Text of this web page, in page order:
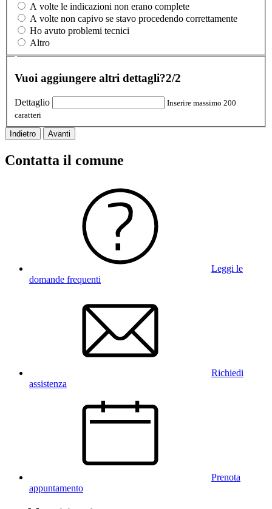
A volte le indicazioni non erano complete
A volte non capivo se stavo procedendo correttamente
Ho avuto problemi tecnici
Altro
Vuoi aggiungere altri dettagli?2/2
Dettaglio
Inserire massimo 200
caratteri
Indietro Avanti
Contatta il comune
Leggi le
domande frequenti
Richiedi
assistenza
Prenota
appuntamento